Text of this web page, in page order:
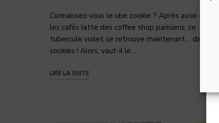
Connaissez-vous le ube cookie ? Après avoir envahi
les cafés latte des coffee shop parisiens, ce
tubercule violet se retrouve maintenant… dans les
cookies ! Alors, vaut-il le …
LIRE LA SUITE